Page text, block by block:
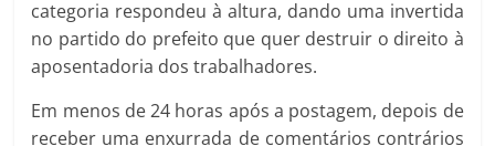
categoria respondeu à altura, dando uma invertida
no partido do prefeito que quer destruir o direito à
aposentadoria dos trabalhadores.
Em menos de 24 horas após a postagem, depois de
receber uma enxurrada de comentários contrários